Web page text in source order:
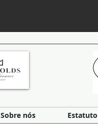
Sobre nós Estatuto